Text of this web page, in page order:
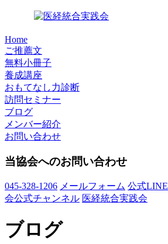
Home
ご推薦文
無料小冊子
養成講座
おもてなし力診断
訪問セミナー
ブログ
メンバー紹介
お問い合わせ
当協会へのお問い合わせ
045-328-1206 メールフォーム 公式LINE
会公式チャンネル 医経統合実践会
ブログ